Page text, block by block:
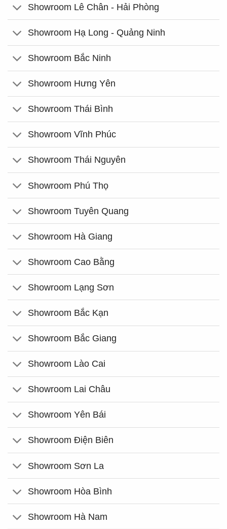
Showroom Lê Chân - Hải Phòng
Showroom Hạ Long - Quảng Ninh
Showroom Bắc Ninh
Showroom Hưng Yên
Showroom Thái Bình
Showroom Vĩnh Phúc
Showroom Thái Nguyên
Showroom Phú Thọ
Showroom Tuyên Quang
Showroom Hà Giang
Showroom Cao Bằng
Showroom Lạng Sơn
Showroom Bắc Kạn
Showroom Bắc Giang
Showroom Lào Cai
Showroom Lai Châu
Showroom Yên Bái
Showroom Điện Biên
Showroom Sơn La
Showroom Hòa Bình
Showroom Hà Nam